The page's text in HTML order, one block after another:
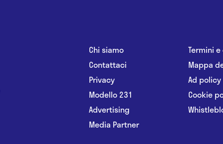
Chi siamo
Contattaci
Privacy
Modello 231
Advertising
Media Partner
Termini
Mappa
Ad policy
Cookie